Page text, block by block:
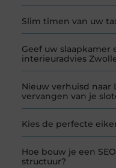
Slim timen van uw
Geef uw slaapkamer
interieuradvies
Nieuw verhuisd naar
vervangen van je
Kies de perfecte
Hoe bouw je een
structuur?